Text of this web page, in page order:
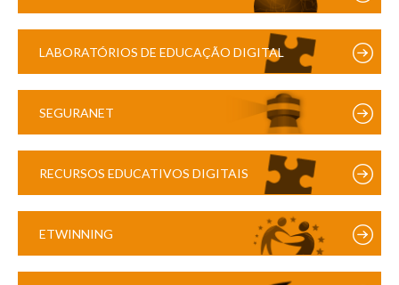
LABORATÓRIOS DE EDUCAÇÃO DIGITAL
SEGURANET
RECURSOS EDUCATIVOS DIGITAIS
ETWINNING